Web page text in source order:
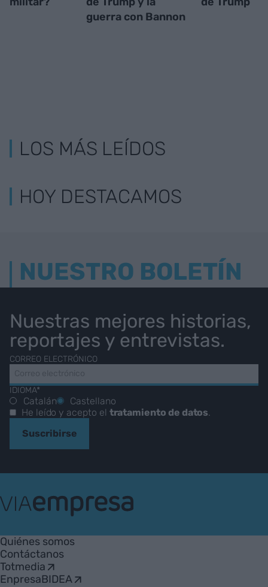
guerra con Bannon
LOS MÁS LEÍDOS
HOY DESTACAMOS
NUESTRO BOLETÍN
Nuestras mejores historias,
reportajes y entrevistas.
CORREO ELECTRÓNICO
IDIOMA*
Catalán
Castellano
He leído y acepto el tratamiento de datos.
Suscribirse
Empresa
Quiénes somos
Contáctanos
Totmedia
EnpresaBIDEA